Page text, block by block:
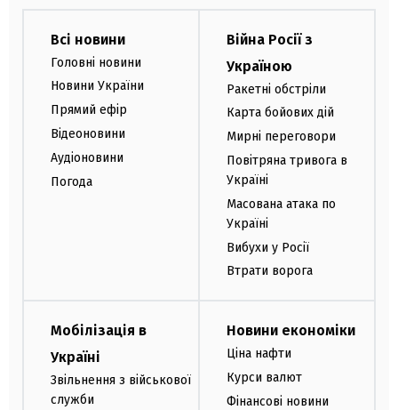
Всі новини
Головні новини
Новини України
Прямий ефір
Відеоновини
Аудіоновини
Погода
Війна Росії з
Україною
Ракетні обстріли
Карта бойових дій
Мирні переговори
Повітряна тривога в
Україні
Масована атака по
Україні
Вибухи у Росії
Втрати ворога
Мобілізація в
Україні
Звільнення з військової
служби
Новини економіки
Ціна нафти
Курси валют
Фінансові новини